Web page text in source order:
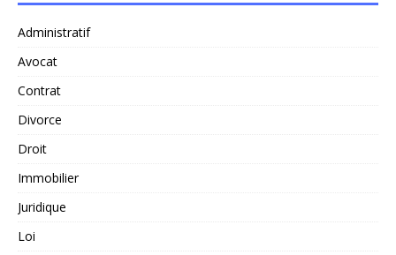
Administratif
Avocat
Contrat
Divorce
Droit
Immobilier
Juridique
Loi